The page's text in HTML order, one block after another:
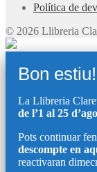
Política de
© 2026 Llibreria
Bon estiu!
La Llibreria
de l’1 al 25
Pots continuar
descompte en
reactivaran